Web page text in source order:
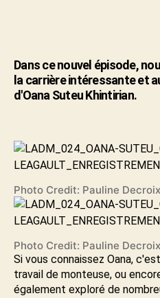
Dans ce nouvel épisode,
la carrière intéressante et
d'Oana Suteu Khintirian.
Photo Credit: Pauline Decroix
Photo Credit: Pauline Decroix
Si vous connaissez Oana,
travail de monteuse, ou
également exploré de